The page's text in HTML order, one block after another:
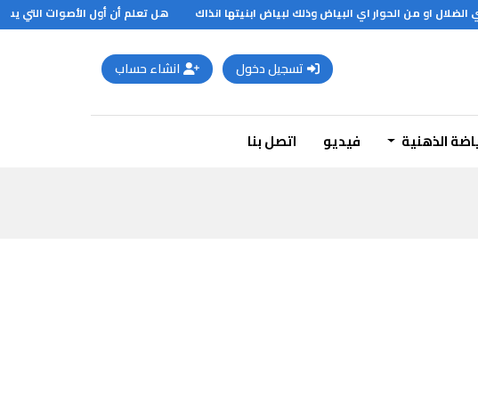
او من الحوار اي البياض وذلك لبياض ابنيتها انذاك هل تعلم أن أول الأصوات التي
تسجيل دخول انشاء حساب
الذهنية فيديو اتصل بنا